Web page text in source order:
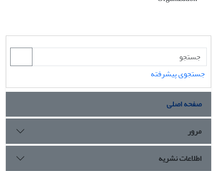
جستجوی پیشرفته
صفحه اصلی
مرور
اطلاعات نشریه